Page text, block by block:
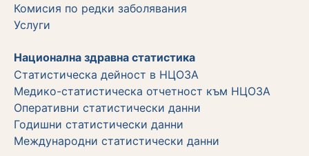
Комисия по редки заболявания
Услуги
Национална здравна статистика
Статистическа дейност в НЦОЗА
Медико-статистическа отчетност към НЦОЗА
Оперативни статистически данни
Годишни статистически данни
Международни статистически данни